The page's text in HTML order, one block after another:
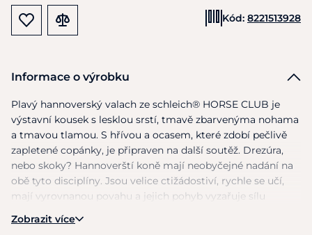
Kód: 8221513928
Informace o výrobku
Plavý hannoverský valach ze schleich® HORSE CLUB je
výstavní kousek s lesklou srstí, tmavě zbarvenýma nohama
a tmavou tlamou. S hřívou a ocasem, které zdobí pečlivě
zapletené copánky, je připraven na další soutěž. Drezúra,
nebo skoky? Hannoverští koně mají neobyčejné nadání na
obě tyto disciplíny. Jsou velice ctižádostiví, rychle se učí,
mají vyrovnanou povahu a jejich pohyb vyzařuje sílu
Zobrazit více